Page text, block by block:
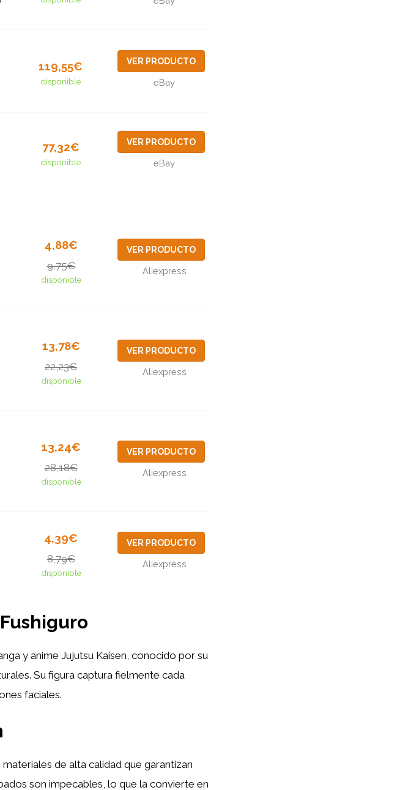
119,55€
disponible
VER PRODUCTO
eBay
77,32€
disponible
VER PRODUCTO
eBay
4,88€
9,75€
disponible
VER PRODUCTO
Aliexpress
13,78€
22,23€
disponible
VER PRODUCTO
Aliexpress
13,24€
28,18€
disponible
VER PRODUCTO
Aliexpress
4,39€
8,79€
disponible
VER PRODUCTO
Aliexpress
y anime Jujutsu Kaisen, conocido por su
Su figura captura fielmente cada
faciales.
de alta calidad que garantizan
son impecables, lo que la convierte en